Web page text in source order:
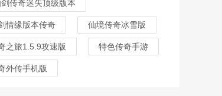
传奇迷失顶级版本
情缘版本传奇 仙境传奇冰雪版
之旅1.5.9攻速版 特色传奇手游
外传手机版